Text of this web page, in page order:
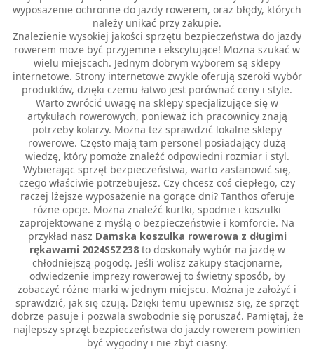
wyposażenie ochronne do jazdy rowerem, oraz błędy, których
należy unikać przy zakupie.
Znalezienie wysokiej jakości sprzętu bezpieczeństwa do jazdy
rowerem może być przyjemne i ekscytujące! Można szukać w
wielu miejscach. Jednym dobrym wyborem są sklepy
internetowe. Strony internetowe zwykle oferują szeroki wybór
produktów, dzięki czemu łatwo jest porównać ceny i style.
Warto zwrócić uwagę na sklepy specjalizujące się w
artykułach rowerowych, ponieważ ich pracownicy znają
potrzeby kolarzy. Można też sprawdzić lokalne sklepy
rowerowe. Często mają tam personel posiadający dużą
wiedzę, który pomoże znaleźć odpowiedni rozmiar i styl.
Wybierając sprzęt bezpieczeństwa, warto zastanowić się,
czego właściwie potrzebujesz. Czy chcesz coś ciepłego, czy
raczej lżejsze wyposażenie na gorące dni? Tanthos oferuje
różne opcje. Można znaleźć kurtki, spodnie i koszulki
zaprojektowane z myślą o bezpieczeństwie i komforcie. Na
przykład nasz Damska koszulka rowerowa z długimi
rękawami 2024SSZ238 to doskonały wybór na jazdę w
chłodniejszą pogodę. Jeśli wolisz zakupy stacjonarne,
odwiedzenie imprezy rowerowej to świetny sposób, by
zobaczyć różne marki w jednym miejscu. Można je założyć i
sprawdzić, jak się czują. Dzięki temu upewnisz się, że sprzęt
dobrze pasuje i pozwala swobodnie się poruszać. Pamiętaj, że
najlepszy sprzęt bezpieczeństwa do jazdy rowerem powinien
być wygodny i nie zbyt ciasny.